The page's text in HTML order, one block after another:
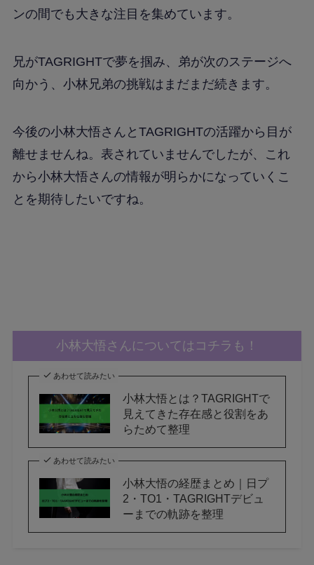
ンの間でも大きな注目を集めています。
兄がTAGRIGHTで夢を掴み、弟が次のステージへ
向かう、小林兄弟の挑戦はまだまだ続きます。
今後の小林大悟さんとTAGRIGHTの活躍から目が
離せませんね。表されていませんでしたが、これ
から小林大悟さんの情報が明らかになっていくこ
とを期待したいですね。
小林大悟さんについてはコチラも！
あわせて読みたい
小林大悟とは？TAGRIGHTで
見えてきた存在感と役割をあ
らためて整理
あわせて読みたい
小林大悟の経歴まとめ｜日プ
2・TO1・TAGRIGHTデビュ
ーまでの軌跡を整理